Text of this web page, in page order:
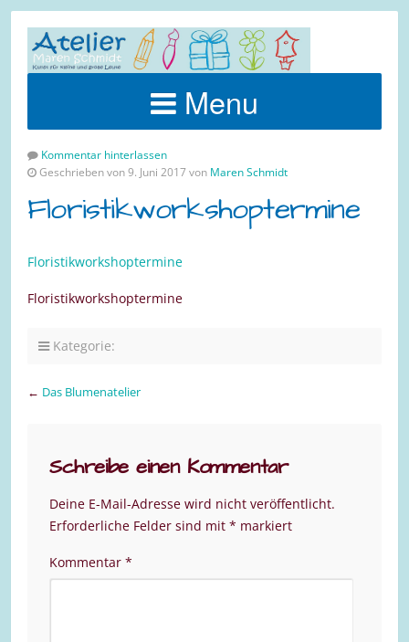
Menu
Kommentar hinterlassen
Geschrieben von 9. Juni 2017 von Maren Schmidt
Floristikworkshoptermine
Floristikworkshoptermine
Floristikworkshoptermine
Kategorie:
← Das Blumenatelier
Schreibe einen Kommentar
Deine E-Mail-Adresse wird nicht veröffentlicht.
Erforderliche Felder sind mit * markiert
Kommentar *